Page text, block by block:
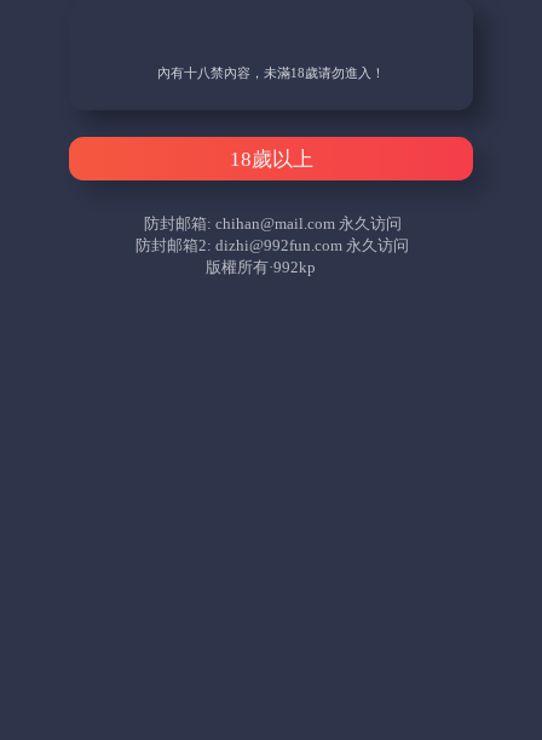
內有十八禁內容，未滿18歲请勿進入！
18歲以上
防封邮箱: chihan@mail.com永久访问
防封邮箱2:dizhi@992fun.com 永久访问
版權所有·992kp